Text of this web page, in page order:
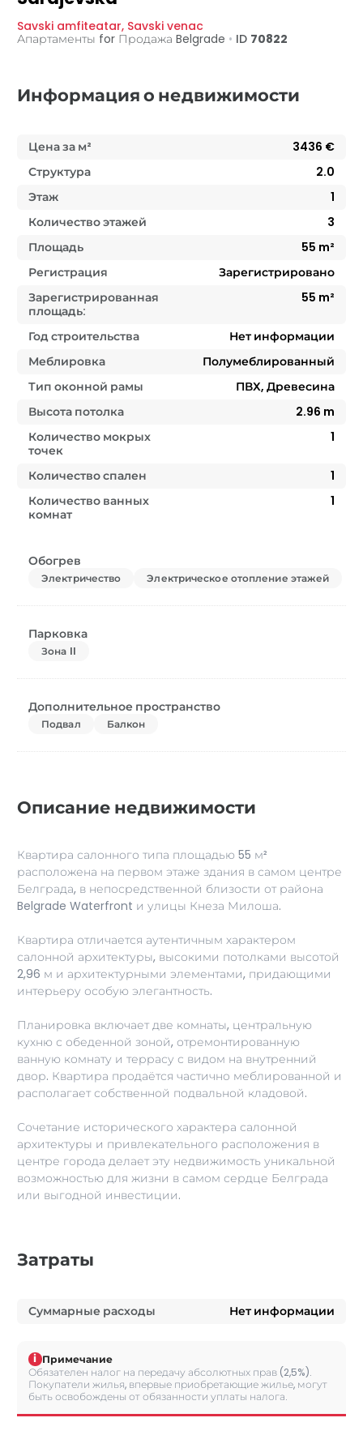
Savski amfiteatar, Savski venac
Апартаменты for Продажа Belgrade • ID 70822
Информация о недвижимости
Цена за м² 3436 €
Структура
2.0
Этаж
1
Количество этажей
3
Площадь
55 m²
Регистрация
Зарегистрировано
Зарегистрированная
площадь:
55 m²
Год строительства
Нет информации
Меблировка
Полумеблированный
Тип оконной рамы
ПВХ, Древесина
Высота потолка
2.96 m
Количество мокрых
точек
1
Количество спален
1
Количество ванных
комнат
1
Обогрев
Электричество Электрическое отопление этажей
Парковка
Зона II
Дополнительное пространство
Подвал Балкон
Описание недвижимости
Квартира салонного типа площадью 55 м²
расположена на первом этаже здания в самом центре
Белграда, в непосредственной близости от района
Belgrade Waterfront и улицы Кнеза Милоша.
Квартира отличается аутентичным характером
салонной архитектуры, высокими потолками высотой
2,96 м и архитектурными элементами, придающими
интерьеру особую элегантность.
Планировка включает две комнаты, центральную
кухню с обеденной зоной, отремонтированную
ванную комнату и террасу с видом на внутренний
двор. Квартира продаётся частично меблированной и
располагает собственной подвальной кладовой.
Сочетание исторического характера салонной
архитектуры и привлекательного расположения в
центре города делает эту недвижимость уникальной
возможностью для жизни в самом сердце Белграда
или выгодной инвестиции.
Затраты
Суммарные расходы Нет информации
i Примечание
Обязателен налог на передачу абсолютных прав (2,5%).
Покупатели жилья, впервые приобретающие жилье, могут
быть освобождены от обязанности уплаты налога.